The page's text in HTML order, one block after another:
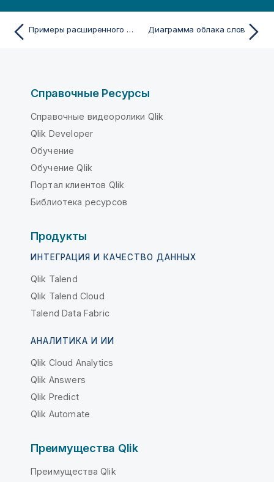
Примеры расширенного режима матричного контейнера Диаграмма облака слов
Справочные Ресурсы
Справочные видеоролики Qlik
Qlik Developer
Обучение
Обучение Qlik
Портал клиентов Qlik
Библиотека ресурсов
Продукты
ИНТЕГРАЦИЯ И КАЧЕСТВО ДАННЫХ
Qlik Talend
Qlik Talend Cloud
Talend Data Fabric
АНАЛИТИКА И ИИ
Qlik Cloud Analytics
Qlik Answers
Qlik Predict
Qlik Automate
Преимущества Qlik
Преимущества Qlik